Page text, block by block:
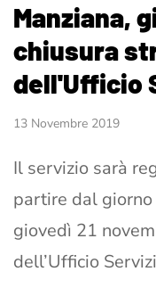
Manziana,
chiusura
dell'Ufficio
13 Novembre 2019
Il servizio sarà
partire dal giorno
giovedì 21
dell’Ufficio